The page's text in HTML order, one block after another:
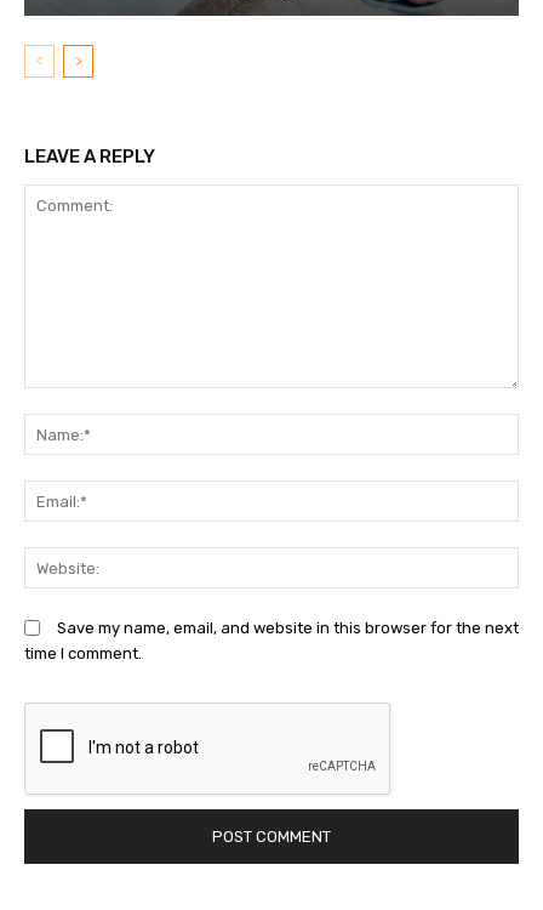
LEAVE A REPLY
Save my name, email, and website in this browser for the next
time I comment.